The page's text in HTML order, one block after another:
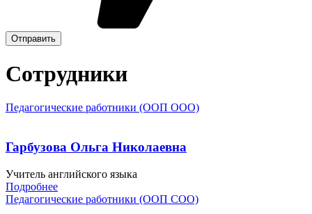
Отправить
Сотрудники
Педагогические работники (ООП ООО)
Гарбузова Ольга Николаевна
Учи­тель анг­лий­ско­го язы­ка
Подробнее
Педагогические работники (ООП СОО)